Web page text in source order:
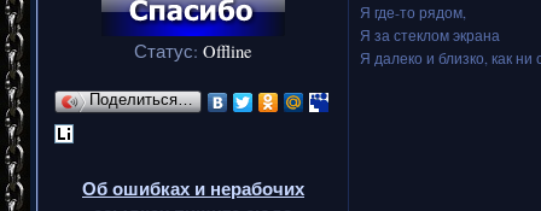
Статус: Offline
Поделиться…
Об ошибках и нерабочих
Я где-то рядом,
Я за стеклом экрана
Я далеко и близко, как ни